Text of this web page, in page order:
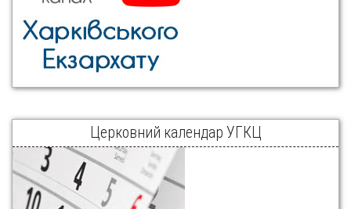
Церковний календар УГКЦ